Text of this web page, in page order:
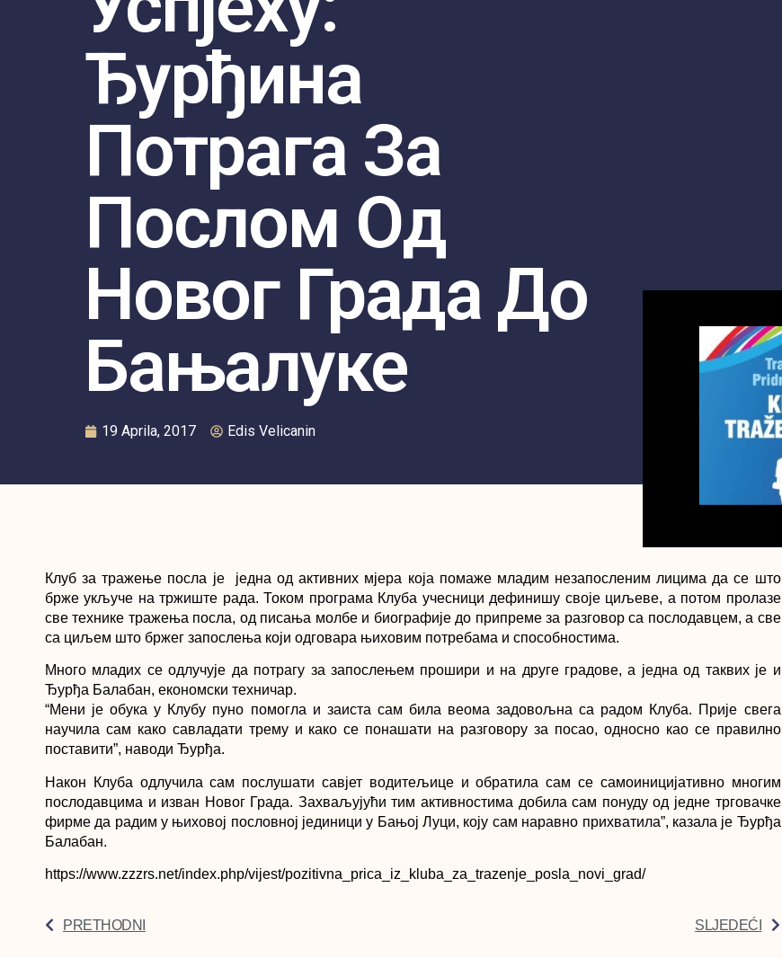
Ђурђина
Потрага За
Послом Од
Новог Града До
Бањалуке
19 Aprila, 2017 Edis Velicanin
Клуб за тражење посла је једна од активних мјера која помаже младим незапосленим лицима да се што
брже укључе на тржиште рада. Током програма Клуба учесници дефинишу своје циљеве, а потом пролазе
све технике тражења посла, од писања молбе и биографије до припреме за разговор са послодавцем, а све
са циљем што бржег запослења који одговара њиховим потребама и способностима.
Много младих се одлучује да потрагу за запослењем прошири и на друге градове, а једна од таквих је и
Ђурђа Балабан, економски техничар.
“Мени је обука у Клубу пуно помогла и заиста сам била веома задовољна са радом Клуба. Прије свега
научила сам како савладати трему и како се понашати на разговору за посао, односно као се правилно
поставити”, наводи Ђурђа.
Након Клуба одлучила сам послушати савјет водитељице и обратила сам се самоиницијативно многим
послодавцима и изван Новог Града. Захваљујући тим активностима добила сам понуду од једне трговачке
фирме да радим у њиховој пословној јединици у Бањој Луци, коју сам наравно прихватила”, казала је Ђурђа
Балабан.
https://www.zzzrs.net/index.php/vijest/pozitivna_prica_iz_kluba_za_trazenje_posla_novi_grad/
PRETHODNI SLJEDEĆI